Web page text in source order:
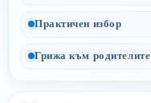
Практичен избор
Грижа към родителите